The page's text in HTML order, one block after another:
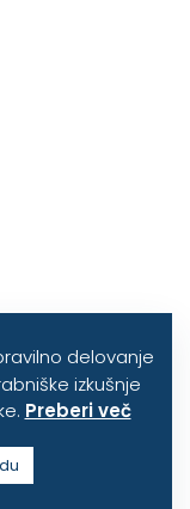
delovanje
izkušnje
Preberi več